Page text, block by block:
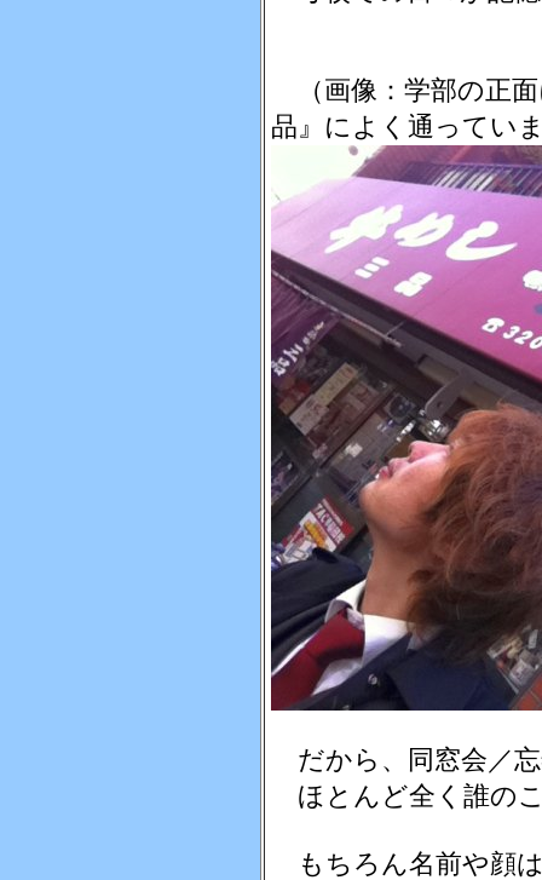
（画像：学部の正
品』によく通ってい
だから、同窓会／
ほとんど全く誰の
もちろん名前や顔